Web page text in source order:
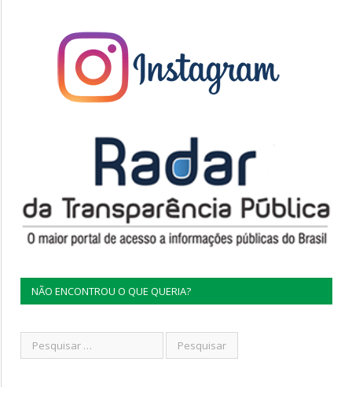
NÃO ENCONTROU O QUE QUERIA?